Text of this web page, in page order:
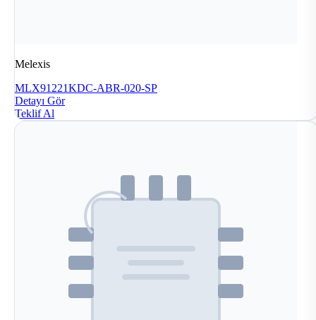
Melexis
MLX91221KDC-ABR-020-SP
Detayı Gör
Teklif Al